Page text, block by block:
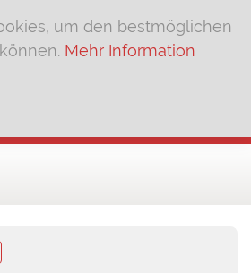
um den bestmöglichen
Mehr Information